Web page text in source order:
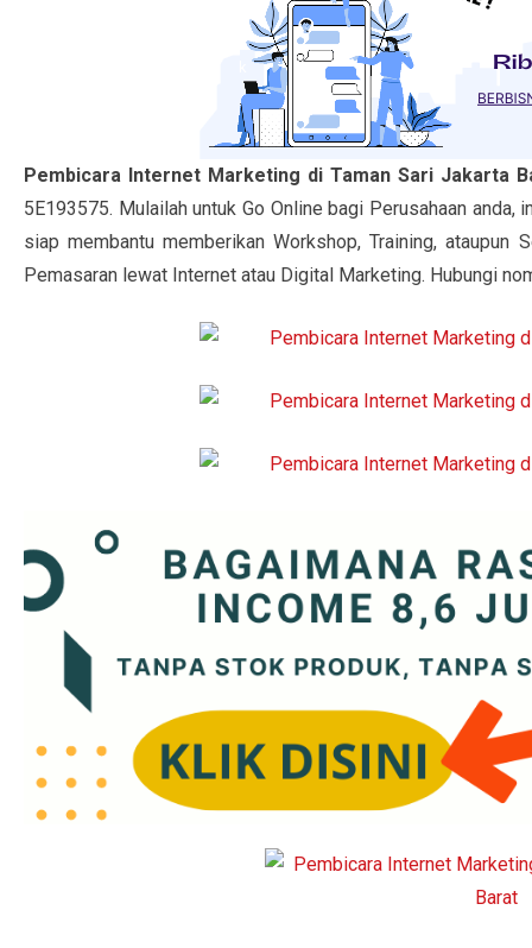
Pembicara Internet Marketing di Taman Sari Jakarta
5E193575. Mulailah untuk Go Online bagi Perusahaan
siap membantu memberikan Workshop, Training, ataupun
Pemasaran lewat Internet atau Digital Marketing. Hubungi